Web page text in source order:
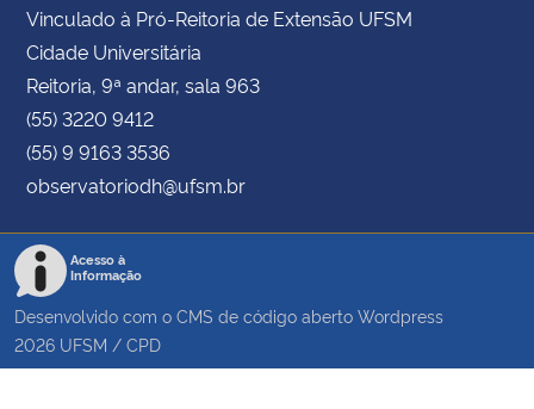
Vinculado à Pró-Reitoria de Extensão UFSM
Cidade Universitária
Reitoria, 9ª andar, sala 963
(55) 3220 9412
(55) 9 9163 3536
observatoriodh@ufsm.br
Acesso à
Informação
Desenvolvido com o CMS de código aberto Wordpress
2026 UFSM / CPD